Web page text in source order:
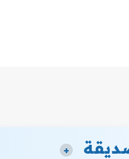
+